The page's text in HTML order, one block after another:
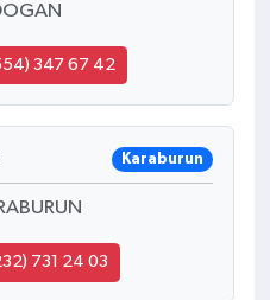
347 67 42
Karaburun
731 24 03